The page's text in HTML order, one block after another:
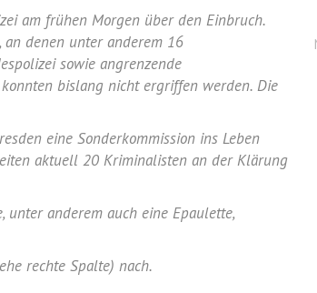
am frühen Morgen über den Einbruch.
denen unter anderem 16
sowie angrenzende
bislang nicht ergriffen werden. Die
eine Sonderkommission ins Leben
aktuell 20 Kriminalisten an der Klärung
unter anderem auch eine Epaulette,
rechte Spalte) nach.